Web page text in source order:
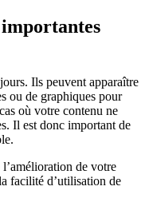
Ils peuvent apparaître
ou de graphiques pour
où votre contenu ne
Il est donc important de
de votre
facilité d’utilisation de